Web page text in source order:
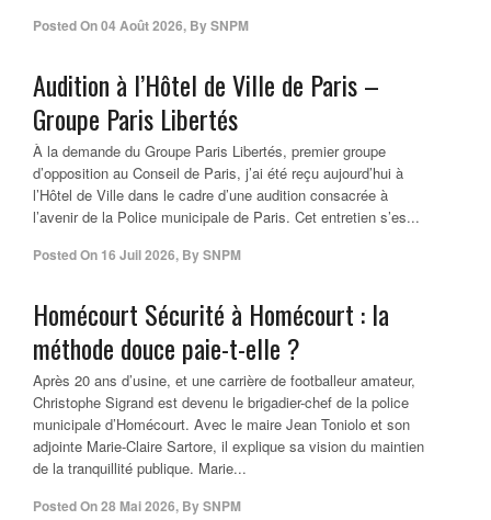
Posted On04 Août 2026, BySNPM
Audition à l’Hôtel de Ville de Paris –
Groupe Paris Libertés
À la demande du Groupe Paris Libertés, premier groupe
d’opposition au Conseil de Paris, j’ai été reçu aujourd’hui à
l’Hôtel de Ville dans le cadre d’une audition consacrée à
l’avenir de la Police municipale de Paris. Cet entretien s’es...
Posted On 16 Juil 2026, BySNPM
Homécourt Sécurité à Homécourt : la
méthode douce paie-t-elle ?
Après 20 ans d’usine, et une carrière de footballeur amateur,
Christophe Sigrand est devenu le brigadier-chef de la police
municipale d’Homécourt. Avec le maire Jean Toniolo et son
adjointe Marie-Claire Sartore, il explique sa vision du maintien
de la tranquillité publique. Marie...
Posted On28 Mai 2026, BySNPM